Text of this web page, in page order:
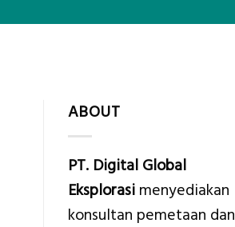
ABOUT
PT. Digital Global
Eksplorasimenyediakan
konsultan pemetaan dan